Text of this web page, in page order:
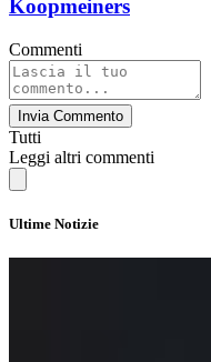
Koopmeiners
Commenti
Invia Commento
Tutti
Leggi altri commenti
Ultime Notizie